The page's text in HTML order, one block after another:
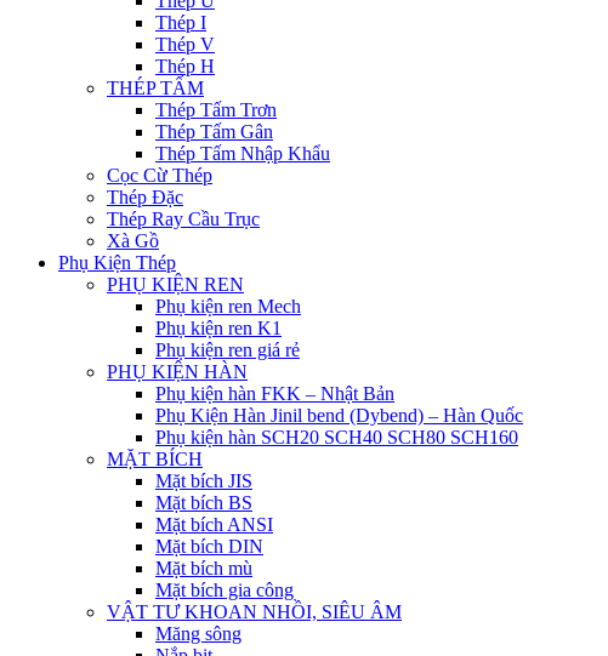
Thép I
Thép V
Thép H
THÉP TẤM
Thép Tấm Trơn
Thép Tấm Gân
Thép Tấm Nhập Khẩu
Cọc Cừ Thép
Thép Đặc
Thép Ray Cầu Trục
Xà Gồ
Phụ Kiện Thép
PHỤ KIỆN REN
Phụ kiện ren Mech
Phụ kiện ren K1
Phụ kiện ren giá rẻ
PHỤ KIỆN HÀN
Phụ kiện hàn FKK – Nhật Bản
Phụ Kiện Hàn Jinil bend (Dybend) – Hàn Quốc
Phụ kiện hàn SCH20 SCH40 SCH80 SCH160
MẶT BÍCH
Mặt bích JIS
Mặt bích BS
Mặt bích ANSI
Mặt bích DIN
Mặt bích mù
Mặt bích gia công
VẬT TƯ KHOAN NHỒI, SIÊU ÂM
Măng sông